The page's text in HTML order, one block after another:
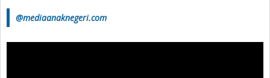
@mediaanaknegeri.com